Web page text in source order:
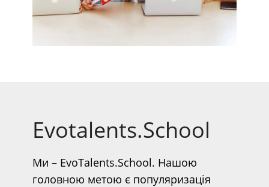
Evotalents.School
Ми – EvoTalents.School. Нашою
головною метою є популяризація